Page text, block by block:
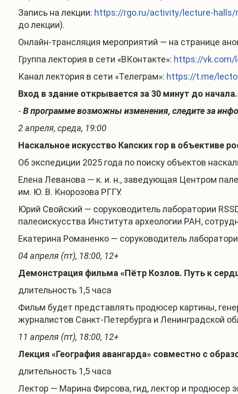
Запись на лекции: https://rgo.ru/activity/lecture-halls/
до лекции).
Онлайн-трансляция мероприятий — на странице
Группа лектория в сети «ВКонтакте»: https://vk.com/
Канал лектория в сети «Телеграм»: https://t.me/
Вход в здание открывается за 30 минут до начала.
- В программе возможны изменения, следите за
2 апреля, среда, 19:00
Наскальное искусство Капских гор в объективе
Об экспедиции 2025 года по поиску объектов
Елена Леванова — к. и. н., заведующая Центром
им. Ю. В. Кнорозова РГГУ.
Юрий Свойский — соруководитель лаборатории
палеоискусства Института археологии РАН,
Екатерина Романенко — соруководитель
04 апреля (пт), 18:00, 12+
Демонстрация фильма «Пётр Козлов. Путь к
длительность 1,5 часа
Фильм будет представлять продюсер картины,
журналистов Санкт-Петербурга и Ленинградской
11 апреля (пт), 18:00, 12+
Лекция «География авангарда» совместно с
длительность 1,5 часа
Лектор — Марина Фирсова, гид, лектор и продюсер